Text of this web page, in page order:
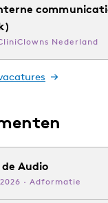
Nederland
Audio
· Adformatie